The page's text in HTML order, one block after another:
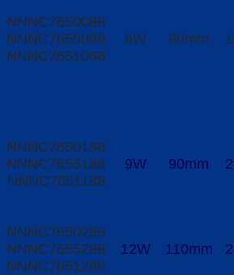
NNNC7650088
NNNC7655088
NNNC7651088
6W 90mm
NNNC7650188
NNNC7655188
NNNC7651188
9W 90mm
NNNC7650288
NNNC7655288
NNNC7651288
12W 110mm